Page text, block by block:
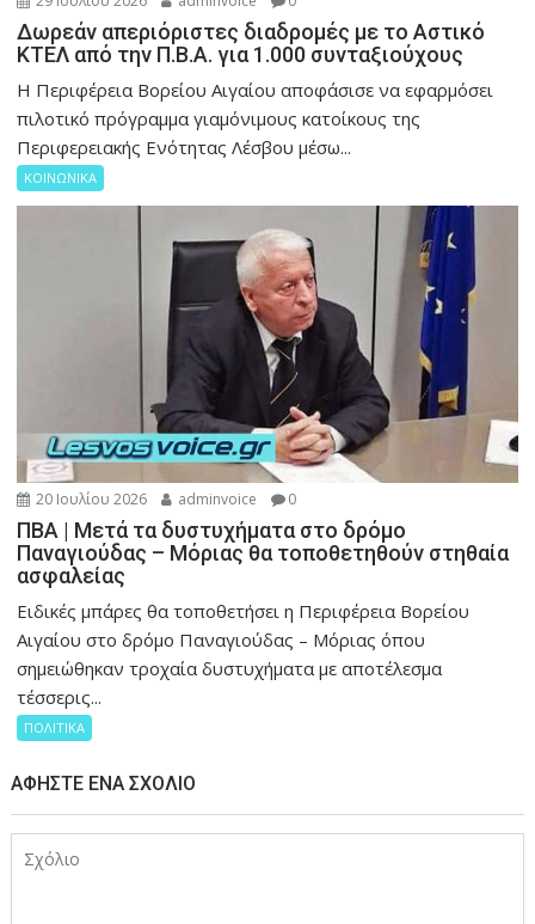
Δωρεάν απεριόριστες διαδρομές με το Αστικό
ΚΤΕΛ από την Π.Β.Α. για 1.000 συνταξιούχους
Η Περιφέρεια Βορείου Αιγαίου αποφάσισε να εφαρμόσει
πιλοτικό πρόγραμμα γιαμόνιμους κατοίκους της
Περιφερειακής Ενότητας Λέσβου μέσω...
ΚΟΙΝΩΝΙΚΑ
20 Ιουλίου 2026 adminvoice 0
ΠΒΑ | Μετά τα δυστυχήματα στο δρόμο
Παναγιούδας – Μόριας θα τοποθετηθούν στηθαία
ασφαλείας
Ειδικές μπάρες θα τοποθετήσει η Περιφέρεια Βορείου
Αιγαίου στο δρόμο Παναγιούδας – Μόριας όπου
σημειώθηκαν τροχαία δυστυχήματα με αποτέλεσμα
τέσσερις...
ΠΟΛΙΤΙΚΑ
ΑΦΉΣΤΕ ΈΝΑ ΣΧΌΛΙΟ